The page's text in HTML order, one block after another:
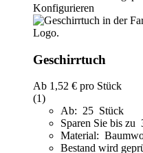
Konfigurieren
Geschirrtuch
Ab 1,52 € pro Stück
(1)
Ab: 25 Stück
Sparen Sie bis zu
Material:
Bestand wird